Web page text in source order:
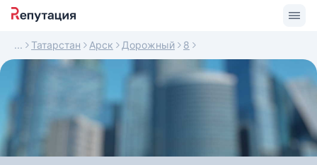
Татарстан Арск Дорожный 8